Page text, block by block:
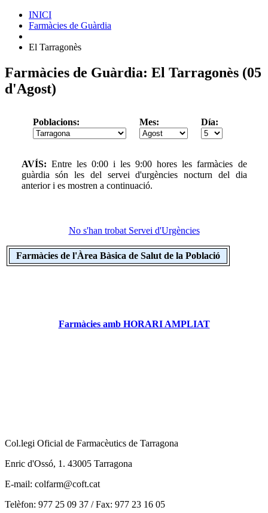
INICI
Farmàcies de Guàrdia
El Tarragonès
Farmàcies de Guàrdia: El Tarragonès (05
d'Agost)
Poblacions: Mes: Día:
AVÍS: Entre les 0:00 i les 9:00 hores les farmàcies de
guàrdia són les del servei d'urgències nocturn del dia
anterior i es mostren a continuació.
No s'han trobat Servei d'Urgències
Farmàcies de l'Àrea Bàsica de Salut de la Població
Farmàcies amb HORARI AMPLIAT
Col.legi Oficial de Farmacèutics de Tarragona
Enric d'Ossó, 1. 43005 Tarragona
E-mail: colfarm@coft.cat
Telèfon: 977 25 09 37 / Fax: 977 23 16 05